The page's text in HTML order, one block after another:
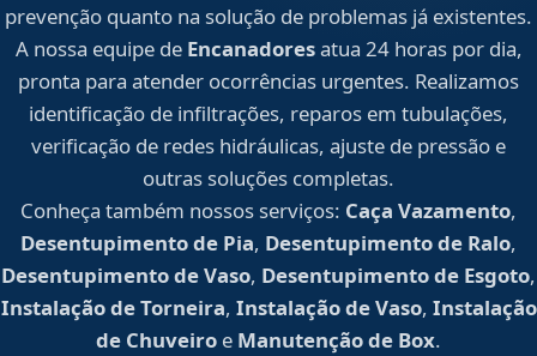
prevenção quanto na solução de problemas já existentes.
A nossa equipe de Encanadoresatua 24 horas por dia,
pronta para atender ocorrências urgentes. Realizamos
identificação de infiltrações, reparos em tubulações,
verificação de redes hidráulicas, ajuste de pressão e
outras soluções completas.
Conheça também nossos serviços: Caça Vazamento,
Desentupimento de Pia, Desentupimento de Ralo,
Desentupimento de Vaso, Desentupimento de Esgoto,
Instalação de Torneira, Instalação de Vaso, Instalação
de Chuveiro e Manutenção de Box.